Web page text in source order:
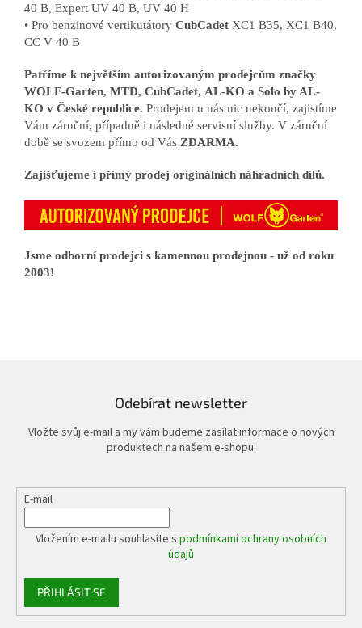
40 B, Expert UV 40 B, UV 40 H
• Pro benzinové vertikutátory CubCadet XC1 B35, XC1 B40,
CC V 40 B
Patříme k největším autorizovaným prodejcům značky
WOLF-Garten, MTD, CubCadet, AL-KO a Solo by AL-
KO v České republice. Prodejem u nás nic nekončí, zajistíme
Vám záruční, případně i následné servisní služby. V záruční
době se svozem přímo od Vás ZDARMA.
Zajišťujeme i přímý prodej originálních náhradních dílů.
Jsme odborní prodejci s kamennou prodejnou - už od roku
2003!
Odebírat newsletter
Vložte svůj e-mail a my vám budeme zasílat informace o nových
produktech na našem e-shopu.
E-mail
Vložením e-mailu souhlasíte s podmínkami ochrany osobních
údajů
PŘIHLÁSIT SE